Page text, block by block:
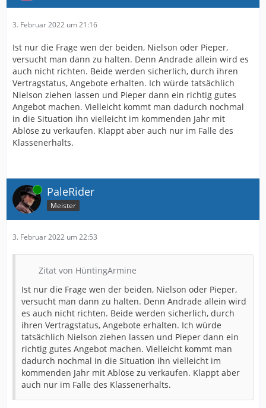
3. Februar 2022 um 21:16
Ist nur die Frage wen der beiden, Nielson oder Pieper,
versucht man dann zu halten. Denn Andrade allein wird es
auch nicht richten. Beide werden sicherlich, durch ihren
Vertragstatus, Angebote erhalten. Ich würde tatsächlich
Nielson ziehen lassen und Pieper dann ein richtig gutes
Angebot machen. Vielleicht kommt man dadurch nochmal
in die Situation ihn vielleicht im kommenden Jahr mit
Ablöse zu verkaufen. Klappt aber auch nur im Falle des
Klassenerhalts.
Online PaleRider
Meister
3. Februar 2022 um 22:53
Zitat von HüntingArmine
Ist nur die Frage wen der beiden, Nielson oder Pieper,
versucht man dann zu halten. Denn Andrade allein wird
es auch nicht richten. Beide werden sicherlich, durch
ihren Vertragstatus, Angebote erhalten. Ich würde
tatsächlich Nielson ziehen lassen und Pieper dann ein
richtig gutes Angebot machen. Vielleicht kommt man
dadurch nochmal in die Situation ihn vielleicht im
kommenden Jahr mit Ablöse zu verkaufen. Klappt aber
auch nur im Falle des Klassenerhalts.